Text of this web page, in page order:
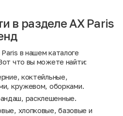
в разделе AX Paris
в нашем каталоге
что вы можете найти:
коктейльные,
кружевом, оборками.
расклешенные.
хлопковые, базовые и